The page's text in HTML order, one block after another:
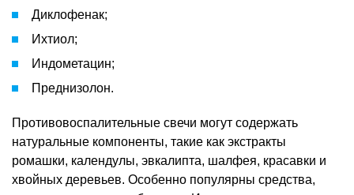
Диклофенак;
Ихтиол;
Индометацин;
Преднизолон.
Противовоспалительные свечи могут содержать
натуральные компоненты, такие как экстракты
ромашки, календулы, эвкалипта, шалфея, красавки и
хвойных деревьев. Особенно популярны средства,